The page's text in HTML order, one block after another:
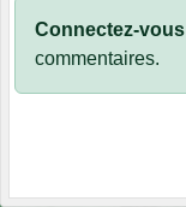
Connectez-vous
commentaires.